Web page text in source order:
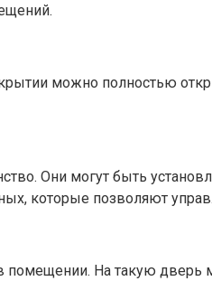
можно полностью
Они могут быть
которые позволяют
помещении. На такую